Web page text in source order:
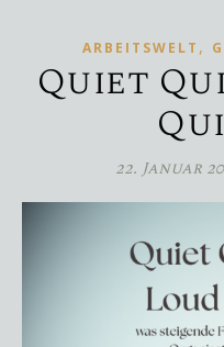
ARBEITSWELT ,
Quiet
22. Januar